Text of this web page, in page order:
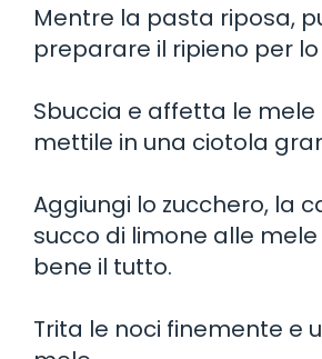
Mentre la pasta riposa,
preparare il ripieno per
Sbuccia e affetta le
mettile in una ciotola
Aggiungi lo zucchero, la
succo di limone alle
bene il tutto.
Trita le noci finemente e